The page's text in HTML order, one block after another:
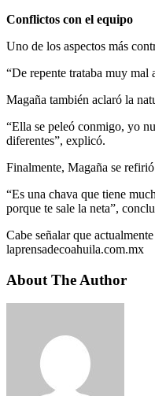
Conflictos con el equipo
Uno de los aspectos más
“De repente trataba muy mal
Magaña también aclaró la
“Ella se peleó conmigo, yo
diferentes”, explicó.
Finalmente, Magaña se
“Es una chava que tiene
porque te sale la neta”,
Cabe señalar que
laprensadecoahuila.com.mx
About The Author